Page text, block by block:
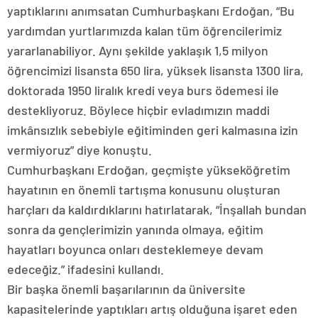
yaptıklarını anımsatan Cumhurbaşkanı Erdoğan, “Bu
yardımdan yurtlarımızda kalan tüm öğrencilerimiz
yararlanabiliyor. Aynı şekilde yaklaşık 1,5 milyon
öğrencimizi lisansta 650 lira, yüksek lisansta 1300 lira,
doktorada 1950 liralık kredi veya burs ödemesi ile
destekliyoruz. Böylece hiçbir evladımızın maddi
imkânsızlık sebebiyle eğitiminden geri kalmasına izin
vermiyoruz” diye konuştu.
Cumhurbaşkanı Erdoğan, geçmişte yükseköğretim
hayatının en önemli tartışma konusunu oluşturan
harçları da kaldırdıklarını hatırlatarak, “İnşallah bundan
sonra da gençlerimizin yanında olmaya, eğitim
hayatları boyunca onları desteklemeye devam
edeceğiz.” ifadesini kullandı.
Bir başka önemli başarılarının da üniversite
kapasitelerinde yaptıkları artış olduğuna işaret eden